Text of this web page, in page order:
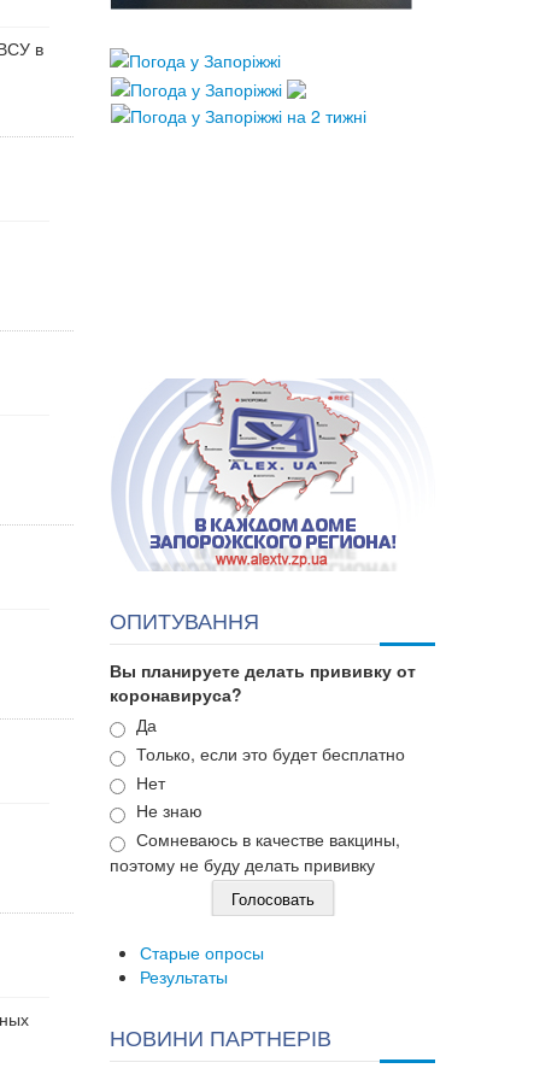
в
ОПИТУВАННЯ
Вы планируете делать прививку от
коронавируса?
Варианты
Да
Только, если это будет бесплатно
Нет
Не знаю
Сомневаюсь в качестве вакцины,
поэтому не буду делать прививку
Старые опросы
Результаты
НОВИНИ ПАРТНЕРІВ